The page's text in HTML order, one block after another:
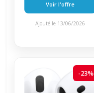
Voir l'offre
Ajouté le 13/06/2026
-23%